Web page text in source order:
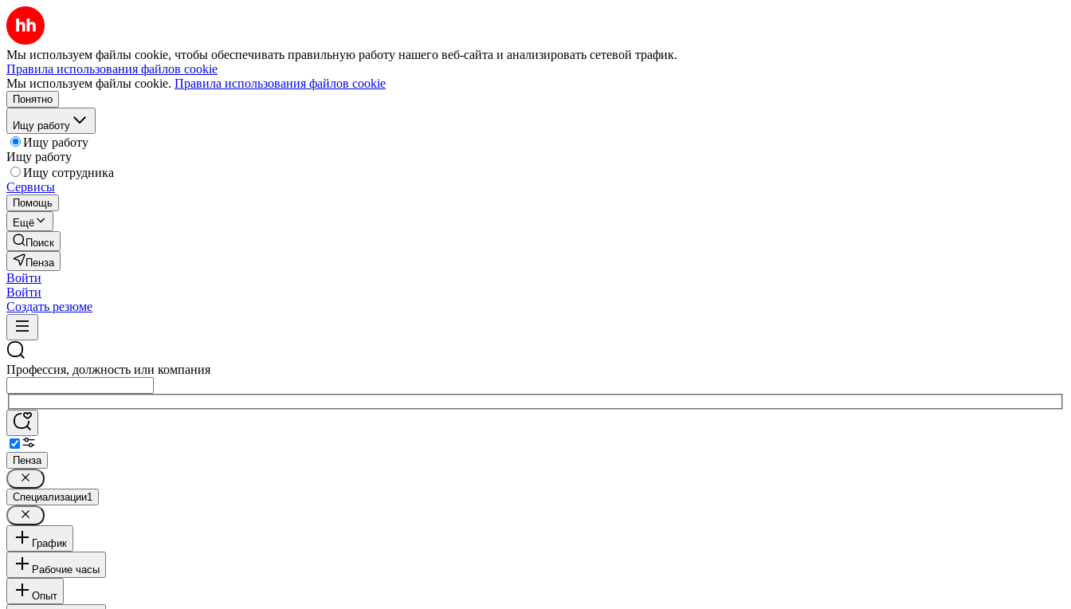
Мы используем файлы cookie, чтобы обеспечивать правильную работу нашего веб-сайта и анализировать сетевой трафик.
Правила использования файлов cookie
Мы используем файлы cookie. Правила использования файлов cookie
Понятно
Ищу работу
Ищу работу
Ищу работу
Ищу сотрудника
Сервисы
Помощь
Ещё
Поиск
Пенза
Войти
Войти
Создать резюме
Профессия, должность или компания
Пенза
Специализации1
График
Рабочие часы
Опыт